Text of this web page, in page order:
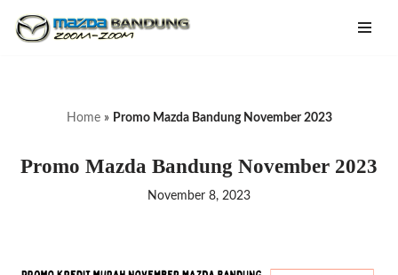
Home» Promo Mazda Bandung November 2023
Promo Mazda Bandung November 2023
November 8, 2023